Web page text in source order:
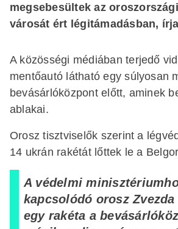
megsebesültek az
városát ért légitámadásban,
A közösségi médiában terjedő
mentőautó látható egy súlyosan
bevásárlóközpont előtt, aminek
ablakai.
Orosz tisztviselők szerint a
14 ukrán rakétát lőttek le a
A védelmi
kapcsolódó orosz
egy rakéta a